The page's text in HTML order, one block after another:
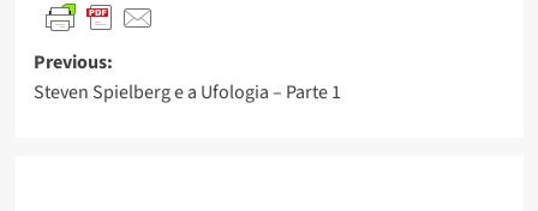
Previous:
Steven Spielberg e a Ufologia – Parte 1